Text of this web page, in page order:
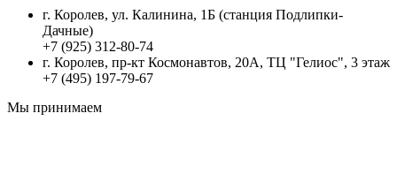
г. Королев, ул. Калинина, 1Б (станция Подлипки-
Дачные)
+7 (925) 312-80-74
г. Королев, пр-кт Космонавтов, 20А, ТЦ "Гелиос", 3 этаж
+7 (495) 197-79-67
Мы принимаем